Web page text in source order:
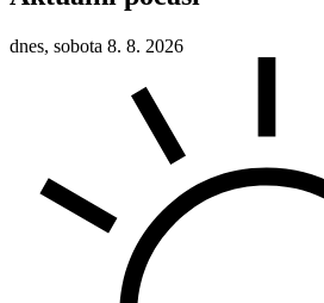
dnes, sobota 8. 8. 2026